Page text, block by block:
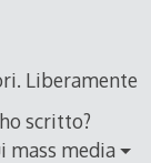
Liberamente
scritto?
mass media